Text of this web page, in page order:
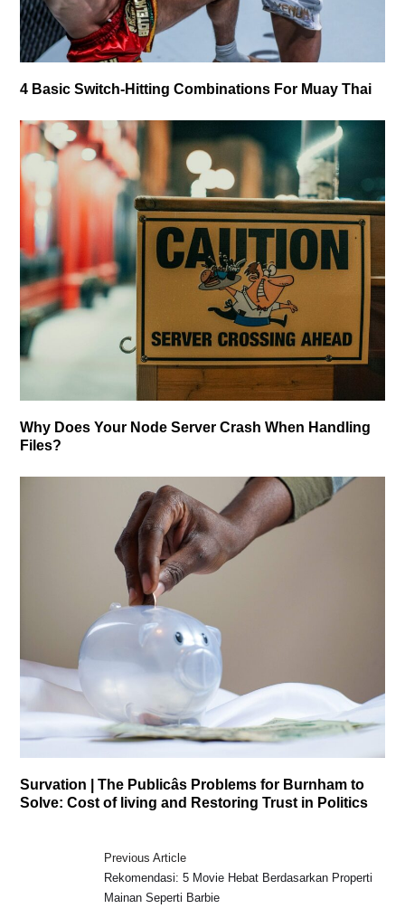
4 Basic Switch-Hitting Combinations For Muay Thai
Why Does Your Node Server Crash When Handling
Files?
Survation | The Publicâs Problems for Burnham to
Solve: Cost of living and Restoring Trust in Politics
Previous Article
Rekomendasi: 5 Movie Hebat Berdasarkan Properti
Mainan Seperti Barbie